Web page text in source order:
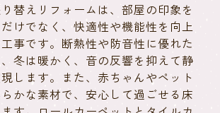
替えリフォームは、部屋の印象を
けでなく、快適性や機能性を向上
事です。断熱性や防音性に優れた
冬は暖かく、音の反響を抑えて静
します。また、赤ちゃんやペット
かな素材で、安心して過ごせる床